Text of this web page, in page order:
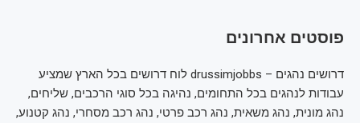
פוסטים אחרונים
דרושים נהגים – drussimjobbs לוח דרושים בכל הארץ שמציע
עבודות לנהגים בכל התחומים, נהיגה בכל סוגי הרכבים, שליחים,
נהג מונית, נהג משאית, נהג רכב פרטי, נהג רכב מסחרי, נהג קטנוע,